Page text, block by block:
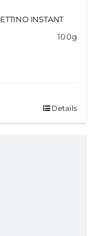
INSTANT
100g
Details